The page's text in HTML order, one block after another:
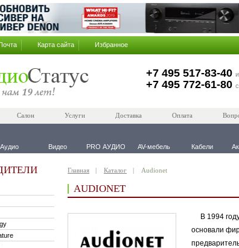
Карта сайта Избранное
+7 495 517-83-40
+7 495 772-61-80
Салон Услуги Доставка Оплата
Аудио Видео PRO АУДИО AV-мебель Кабели
Главная Каталог Audionet
AUDIONET
В 1994 году
основали